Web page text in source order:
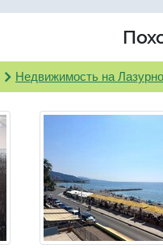
Недвижимость на